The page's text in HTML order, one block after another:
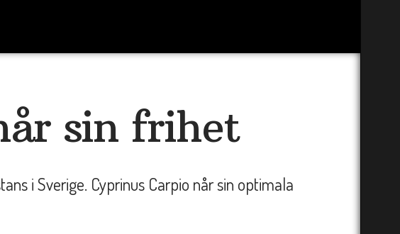
sin frihet
i Sverige. Cyprinus Carpio når sin optimala